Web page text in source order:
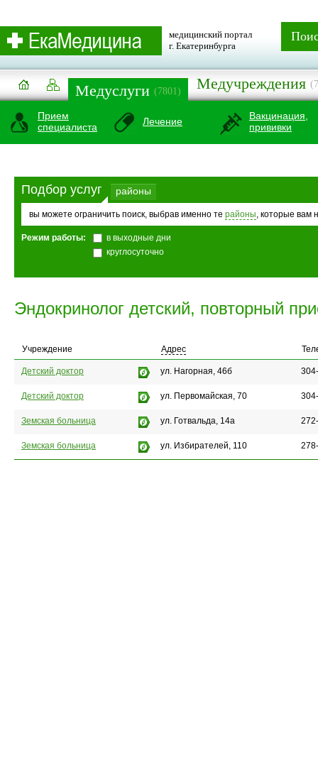
медицинский портал
г. Екатеринбурга
Медуслуги (7801) Медучреждения
Прием
специалиста
Лечение
Вакцинация,
прививки
Подбор услуг районы
вы можете ограничить поиск, выбрав именно те районы, которые вам
Режим работы:
в выходные дни
круглосуточно
Эндокринолог детский, повторный
Учреждение Адрес
Детский доктор ул. Нагорная, 46б
Детский доктор ул. Первомайская, 70
Земская больница ул. Готвальда, 14а
Земская больница ул. Избирателей, 110